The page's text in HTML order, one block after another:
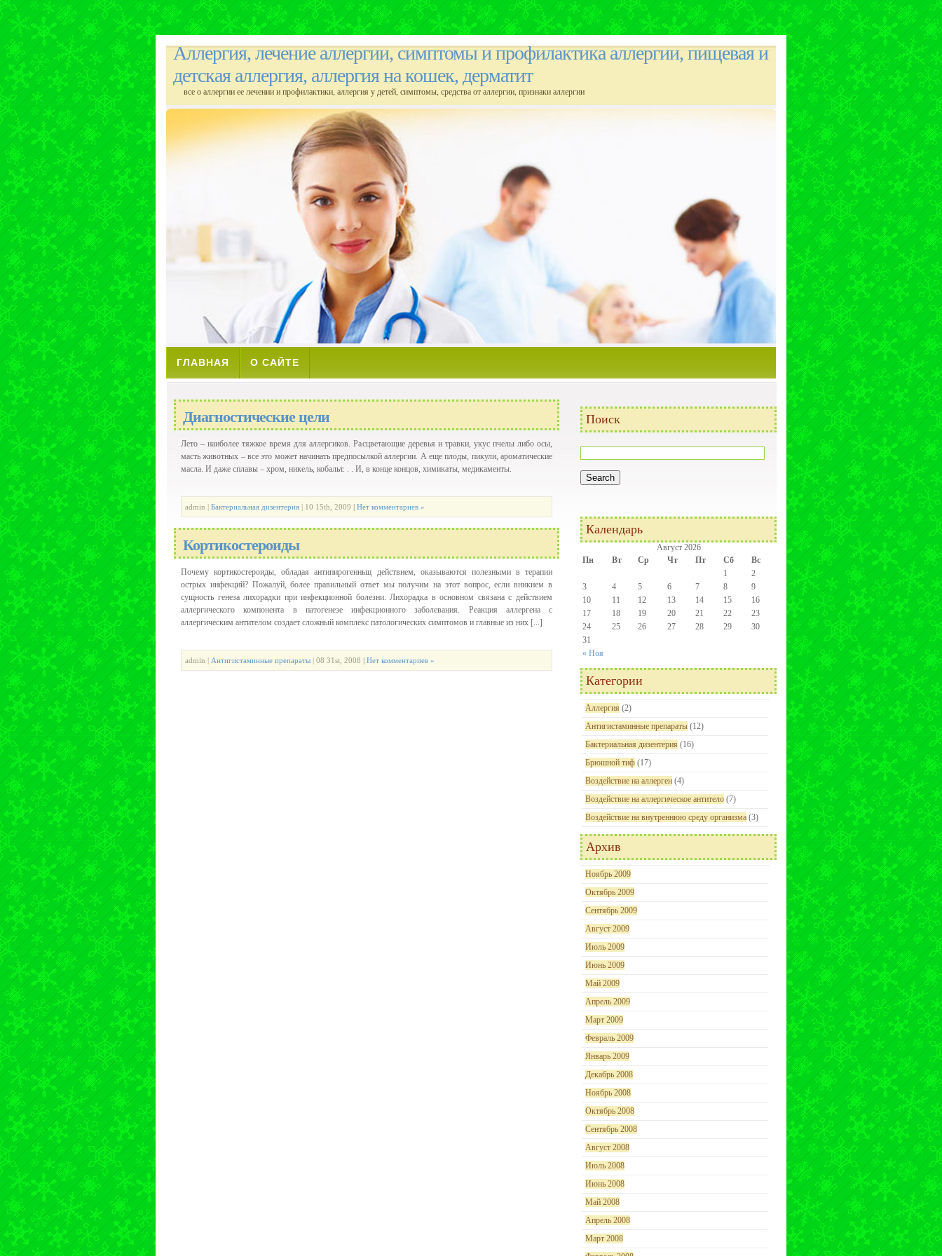
Аллергия, лечение аллергии, симптомы и профилактика аллергии, пищевая и
детская аллергия, аллергия на кошек, дерматит
все о аллергии ее лечении и профилактики, аллергия у детей, симптомы, средства от аллергии, признаки аллергии
ГЛАВНАЯ О САЙТЕ
Диагностические цели
Лето – наиболее тяжкое время для аллергиков. Расцветающие деревья и травки, укус пчелы либо осы,
масть животных – все это может начинать предпосылкой аллергии. А еще плоды, пикули, ароматические
масла. И даже сплавы – хром, никель, кобальт. . . И, в конце концов, химикаты, медикаменты.
admin | Бактериальная дизентерия | 10 15th, 2009 | Нет комментариев »
Кортикостероиды
Почему кортикостероиды, обладая антипирогенньщ действием, оказываются полезными в терапии
острых инфекций? Пожалуй, более правильный ответ мы получим на этот вопрос, если вникнем в
сущность генеза лихорадки при инфекционной болезни. Лихорадка в основном связана с действием
аллергического компонента в патогенезе инфекционного заболевания. Реакция аллергена с
аллергическим антителом создает сложный комплекс патологических симптомов и главные из них [...]
admin | Антигистаминные препараты | 08 31st, 2008 | Нет комментариев »
Поиск
Календарь
Август 2026
Пн
Вт Ср Чт Пт Сб Вс
« Ноя
1
2
3
4 5 6 7 8
9
10
11 12 13 14 15
16
17
18 19 20 21 22
23
24
25 26 27 28 29
30
31
Категории
Аллергия (2)
Антигистаминные препараты (12)
Бактериальная дизентерия (16)
Брюшной тиф (17)
Воздействие на аллерген (4)
Воздействие на аллергическое антитело (7)
Воздействие на внутреннюю среду организма (3)
Архив
Ноябрь 2009
Октябрь 2009
Сентябрь 2009
Август 2009
Июль 2009
Июнь 2009
Май 2009
Апрель 2009
Март 2009
Февраль 2009
Январь 2009
Декабрь 2008
Ноябрь 2008
Октябрь 2008
Сентябрь 2008
Август 2008
Июль 2008
Июнь 2008
Май 2008
Апрель 2008
Март 2008